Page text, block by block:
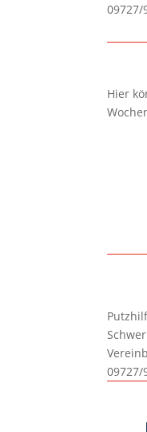
09727/
Hier
09727/